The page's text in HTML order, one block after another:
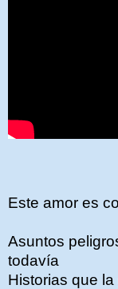
Este amor es
Asuntos
todavía
Historias que